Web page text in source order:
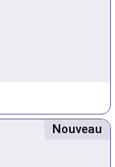
Nouveau